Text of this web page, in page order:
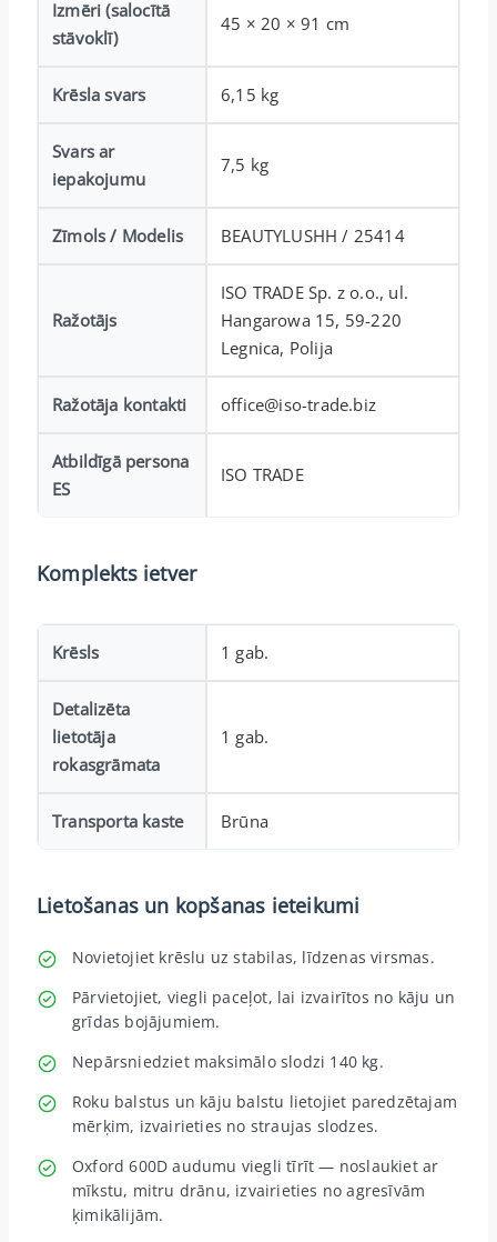
Izmēri (salocītā
stāvoklī)
45 × 20 × 91 cm
Krēsla svars 6,15 kg
Svars ar
iepakojumu
7,5 kg
Zīmols / Modelis BEAUTYLUSHH / 25414
Ražotājs
ISO TRADE Sp. z o.o., ul.
Hangarowa 15, 59-220
Legnica, Polija
Ražotāja kontakti office@iso-trade.biz
Atbildīgā persona
ES
ISO TRADE
Komplekts ietver
Krēsls 1 gab.
Detalizēta
lietotāja
rokasgrāmata
1 gab.
Transporta kaste Brūna
Lietošanas un kopšanas ieteikumi
Novietojiet krēslu uz stabilas, līdzenas virsmas.
Pārvietojiet, viegli paceļot, lai izvairītos no kāju un
grīdas bojājumiem.
Nepārsniedziet maksimālo slodzi 140 kg.
Roku balstus un kāju balstu lietojiet paredzētajam
mērķim, izvairieties no straujas slodzes.
Oxford 600D audumu viegli tīrīt — noslaukiet ar
mīkstu, mitru drānu, izvairieties no agresīvām
ķimikālijām.